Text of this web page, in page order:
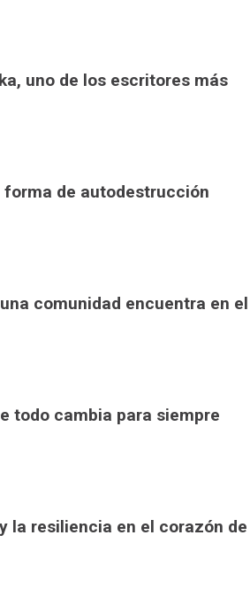
uno de los escritores más
forma de autodestrucción
comunidad encuentra en el
todo cambia para siempre
la resiliencia en el corazón de